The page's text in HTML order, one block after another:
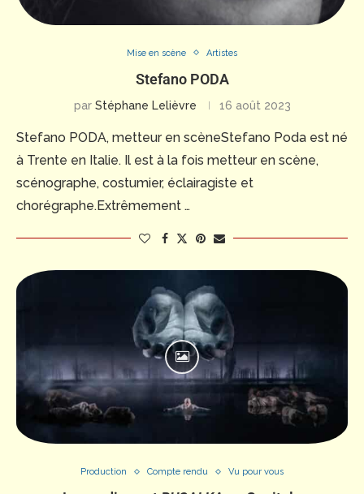
Mise en scène Artistes
Stefano PODA
par Stéphane Lelièvre 16 août 2023
Stefano PODA, metteur en scèneStefano Poda est né
à Trente en Italie. Il est à la fois metteur en scène,
scénographe, costumier, éclairagiste et
chorégraphe.Extrêmement …
Production Compte rendu Vu pour vous